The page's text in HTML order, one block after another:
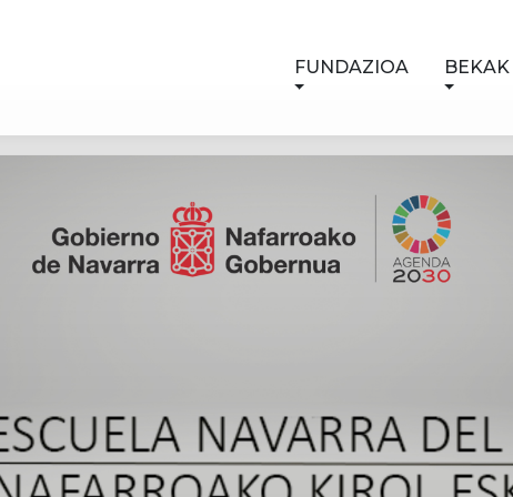
FUNDAZIOA BEKAK